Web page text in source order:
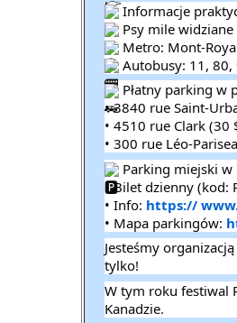
Informacje
Psy mile widziane
Metro: Mont-
Autobusy: 11,
Płatny parking w
• 3840 rue Saint-
• 4510 rue Clark (30
• 300 rue Léo-
Parking miejski
• Bilet dzienny (kod:
• Info: https://
• Mapa parkingów:
Jesteśmy
tylko!
W tym roku festiwal
Kanadzie.